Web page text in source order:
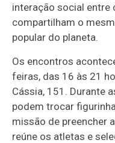
interação social entre
compartilham o
popular do planeta.
Os encontros
feiras, das 16 às 21
Cássia, 151. Durante
podem trocar
missão de preencher
reúne os atletas e